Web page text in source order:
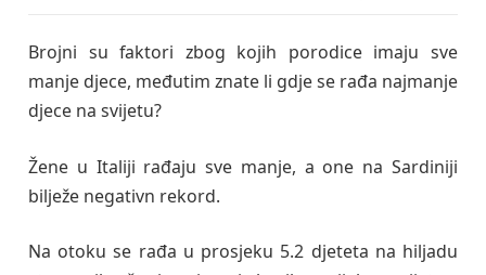
Brojni su faktori zbog kojih porodice imaju sve
manje djece, međutim znate li gdje se rađa najmanje
djece na svijetu?
Žene u Italiji rađaju sve manje, a one na Sardiniji
bilježe negativn rekord.
Na otoku se rađa u prosjeku 5.2 djeteta na hiljadu